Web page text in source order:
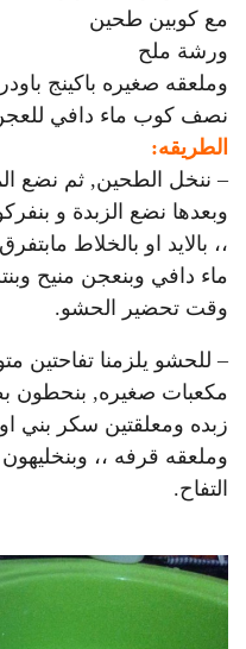
مع كوبين طحين
ورشة ملح
وملعقه صغيره باكينج باودر
نصف كوب ماء دافي
الطريقه:
– ننخل الطحين, ثم نضع
وبعدها نضع الزبدة و
،، بالايد او بالخلاط
ماء دافي وبنعجن منيح
وقت تحضير الحشو.
– للحشو يلزمنا
مكعبات صغيره, بنحطون
زبده ومعلقتين سكر بني
وملعقه قرفه ،،
التفاح.